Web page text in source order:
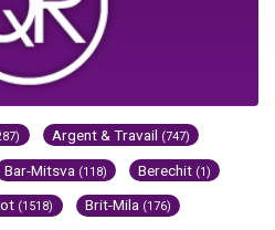
Argent & Travail (747)
Bar-Mitsva (118) Berechit (1)
(1518) Brit-Mila (176)